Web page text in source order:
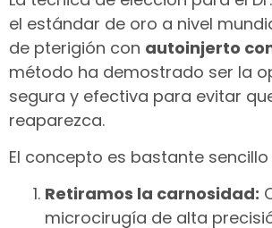
el estándar de oro a nivel
de pterigión con autoinjerto
método ha demostrado ser la
segura y efectiva para evitar
reaparezca.
El concepto es bastante
Retiramos la carnosidad:
microcirugía de alta